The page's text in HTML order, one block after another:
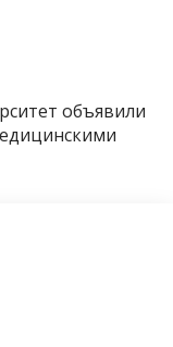
объявили